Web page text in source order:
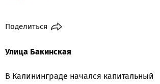
Поделиться
Улица Бакинская
В Калининграде начался капитальный